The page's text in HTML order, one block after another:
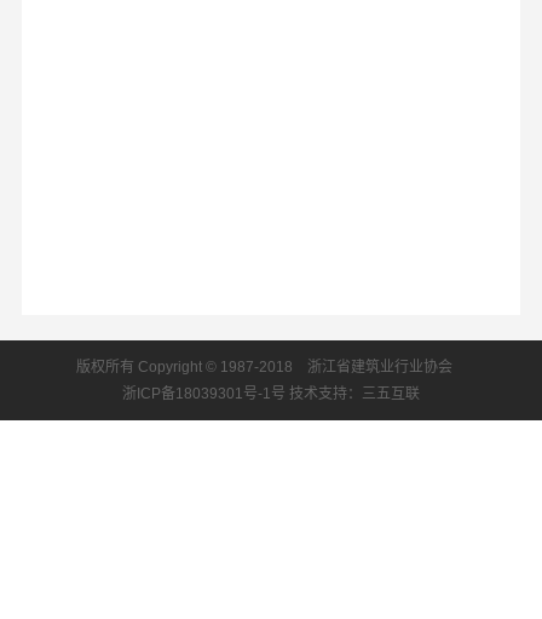
版权所有 Copyright © 1987-2018 浙江省建筑业行业协会
浙ICP备18039301号-1号 技术支持：三五互联